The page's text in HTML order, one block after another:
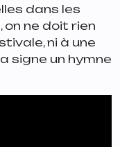
dans les
ne doit rien
ni à une
signe un hymne